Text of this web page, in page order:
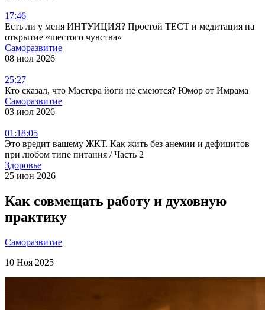
17:46
Есть ли у меня ИНТУИЦИЯ? Простой ТЕСТ и медитация на
открытие «шестого чувства»
Саморазвитие
08 июл 2026
25:27
Кто сказал, что Мастера йоги не смеются? Юмор от Имрама
Саморазвитие
03 июл 2026
01:18:05
Это вредит вашему ЖКТ. Как жить без анемии и дефицитов
при любом типе питания / Часть 2
Здоровье
25 июн 2026
Как совмещать работу и духовную
практику
Саморазвитие
10 Ноя 2025